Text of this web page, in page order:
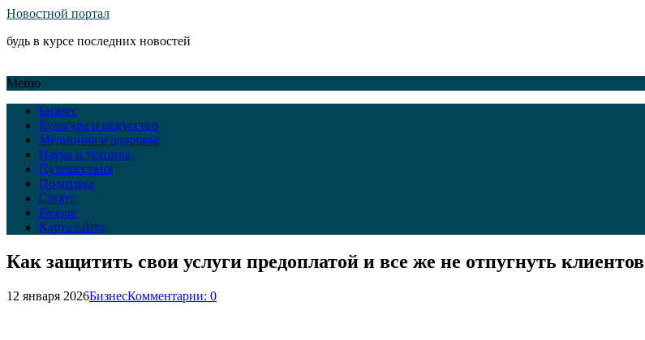
Новостной портал
будь в курсе последних новостей
Меню
Бизнес
Культура и искусство
Медицина и здоровье
Наука и техника
Путешествия
Политика
Спорт
Разное
Карта сайта
Как защитить свои услуги предоплатой и все же не отпугнуть клиентов
12 января 2026БизнесКомментарии: 0